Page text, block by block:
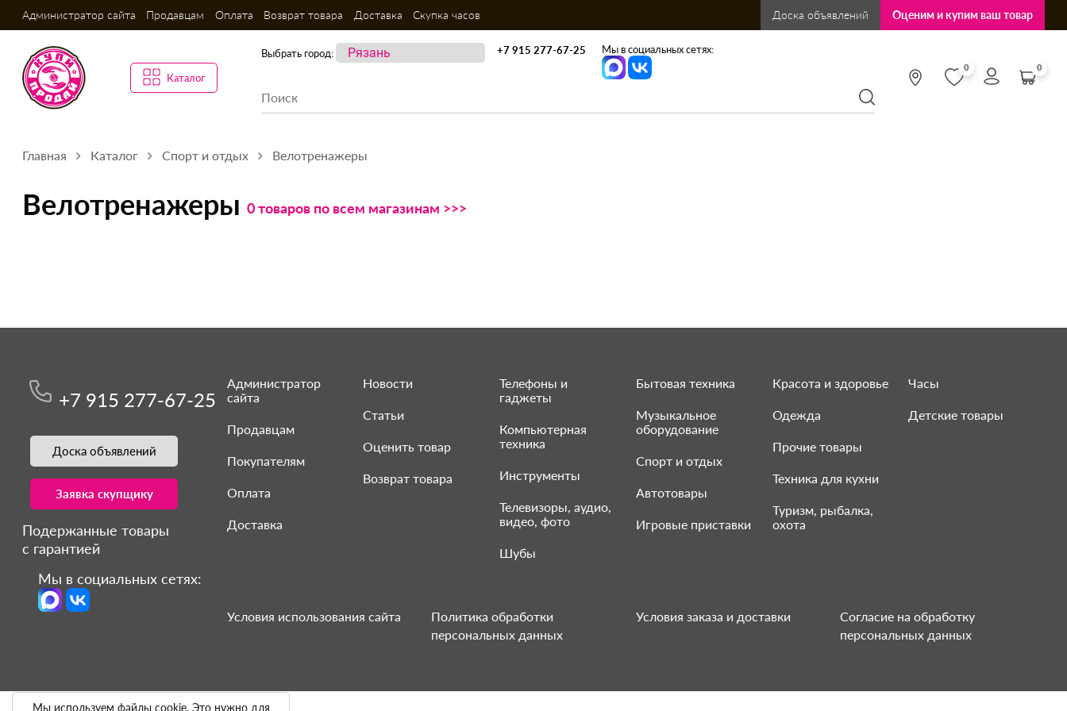
Администратор сайта Продавцам Оплата Возврат товара Доставка Скупка часов Доска объявлений Оценим и купим ваш товар
Каталог
Выбрать город: +7 915 277-67-25 Мы в социальных сетях:
0 0
Главная Каталог Спорт и отдых Велотренажеры
Велотренажеры 0 товаров по всем магазинам >>>
Мы используем файлы cookie. Это нужно для
+7 915 277-67-25
Доска объявлений
Заявка скупщику
Подержанные товары
с гарантией
Мы в социальных сетях:
Администратор
сайта
Продавцам
Покупателям
Оплата
Доставка
Новости
Статьи
Оценить товар
Возврат товара
Телефоны и
гаджеты
Компьютерная
техника
Инструменты
Телевизоры, аудио,
видео, фото
Шубы
Бытовая техника
Музыкальное
оборудование
Спорт и отдых
Автотовары
Игровые приставки
Красота и здоровье
Одежда
Прочие товары
Техника для кухни
Туризм, рыбалка,
охота
Часы
Детские товары
Условия использования сайта
Политика обработки
персональных данных
Условия заказа и доставки
Согласие на обработку
персональных данных